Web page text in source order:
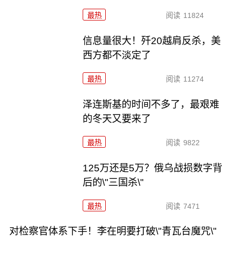
最热 阅读 11824
信息量很大！歼20越肩反杀，美
西方都不淡定了
最热 阅读 11274
泽连斯基的时间不多了，最艰难
的冬天又要来了
最热 阅读 9822
125万还是5万？俄乌战损数字背
后的\"三国杀\"
最热 阅读 7471
对检察官体系下手！李在明要打破\"青瓦台魔咒\"